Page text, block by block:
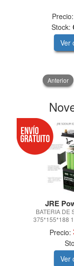
Precio:
Stock:
Ver
Anterior
JRE
BATERIA DE
375*155*188
Precio:
Ver